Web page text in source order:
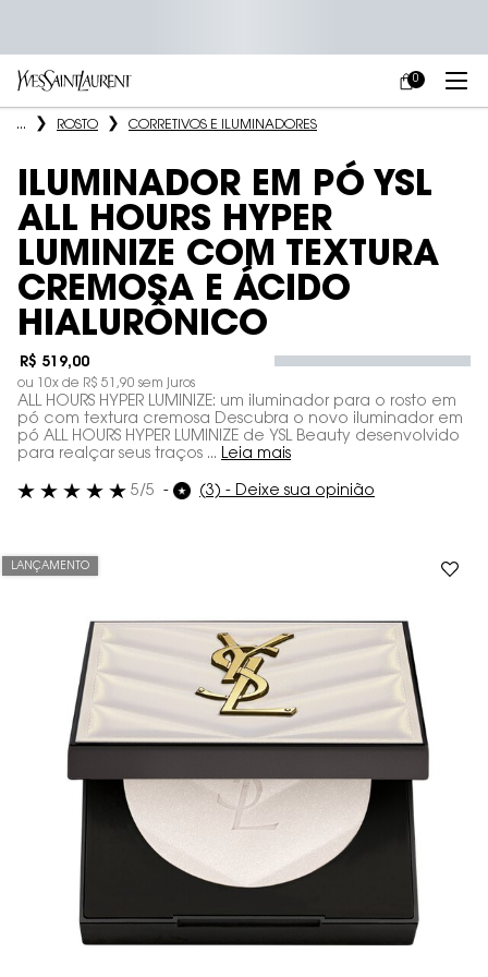
MEU
CARRINHO
0
0 PRODUCT IN
Main content
... ROSTO CORRETIVOS E ILUMINADORES
ILUMINADOR EM PÓ YSL
ALL HOURS HYPER
LUMINIZE COM TEXTURA
CREMOSA E ÁCIDO
HIALURÔNICO
R$ 519,00
ou 10x de R$ 51,90 sem juros
ALL HOURS HYPER LUMINIZE: um iluminador para o rosto em
pó com textura cremosa Descubra o novo iluminador em
pó ALL HOURS HYPER LUMINIZE de YSL Beauty desenvolvido
para realçar seus traços ... Leia mais
5/5 (3) - Deixe sua opinião
LANÇAMENTO